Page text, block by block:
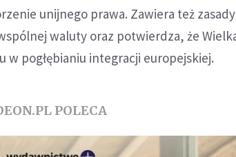
unijnego prawa. Zawiera też
waluty oraz potwierdza, że
w pogłębianiu integracji europejskiej.
POLECA